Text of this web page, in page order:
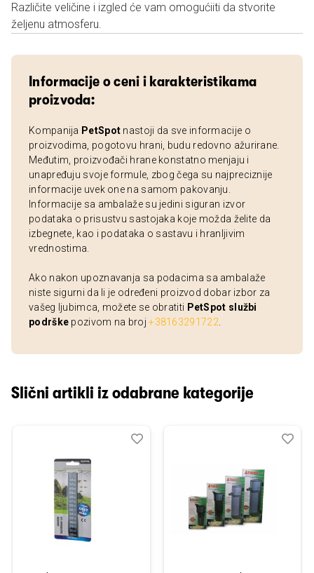
Različite veličine i izgled će vam omogućiiti da stvorite
željenu atmosferu.
Informacije o ceni i karakteristikama
proizvoda:
Kompanija PetSpot nastoji da sve informacije o
proizvodima, pogotovu hrani, budu redovno ažurirane.
Međutim, proizvođači hrane konstatno menjaju i
unapređuju svoje formule, zbog čega su najpreciznije
informacije uvek one na samom pakovanju.
Informacije sa ambalaže su jedini siguran izvor
podataka o prisustvu sastojaka koje možda želite da
izbegnete, kao i podataka o sastavu i hranljivim
vrednostima.
Ako nakon upoznavanja sa podacima sa ambalaže
niste sigurni da li je određeni proizvod dobar izbor za
vašeg ljubimca, možete se obratiti PetSpot službi
podrške pozivom na broj+38163291722
Slični artikli iz odabrane kategorije
Dodaj
Uporedi